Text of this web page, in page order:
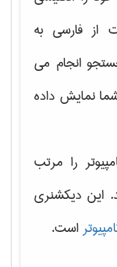
از فارسی به
انجام می
نمایش داده
را مرتب
این دیکشنری
است.